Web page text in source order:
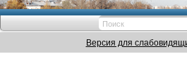
Версия для